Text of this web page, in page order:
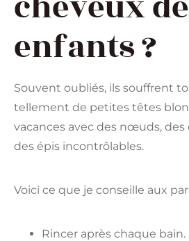
enfants ?
Souvent oubliés, ils souffrent
tellement de petites têtes
vacances avec des nœuds, des
des épis incontrôlables.
Voici ce que je conseille aux
Rincer après chaque bain.